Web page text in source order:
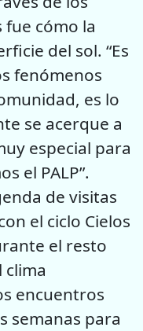
fue cómo la
del sol. “Es
fenómenos
es lo
se acerque a
especial para
el PALP”.
de visitas
el ciclo Cielos
el resto
clima
encuentros
semanas para